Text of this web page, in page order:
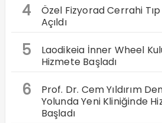
4
Özel Fizyorad Cerrahi
Açıldı
5
Laodikeia İnner Wheel
Hizmete Başladı
6
Prof. Dr. Cem Yıldırım
Yolunda Yeni Kliniğinde
Başladı